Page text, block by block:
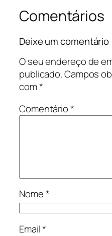
Comentários
Deixe um comentário
O seu endereço de
publicado.Campos
com*
Comentário*
Nome*
Email*